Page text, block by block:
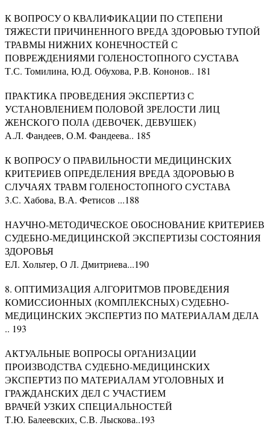
К ВОПРОСУ О КВАЛИФИКАЦИИ ПО СТЕПЕНИ
ТЯЖЕСТИ ПРИЧИНЕННОГО ВРЕДА ЗДОРОВЬЮ ТУПОЙ
ТРАВМЫ НИЖНИХ КОНЕЧНОСТЕЙ С
ПОВРЕЖДЕНИЯМИ ГОЛЕНОСТОПНОГО СУСТАВА
Т.С. Томилина, Ю.Д. Обухова, Р.В. Кононов.. 181
ПРАКТИКА ПРОВЕДЕНИЯ ЭКСПЕРТИЗ С
УСТАНОВЛЕНИЕМ ПОЛОВОЙ ЗРЕЛОСТИ ЛИЦ
ЖЕНСКОГО ПОЛА (ДЕВОЧЕК, ДЕВУШЕК)
А.Л. Фандеев, О.М. Фандеева.. 185
К ВОПРОСУ О ПРАВИЛЬНОСТИ МЕДИЦИНСКИХ
КРИТЕРИЕВ ОПРЕДЕЛЕНИЯ ВРЕДА ЗДОРОВЬЮ В
СЛУЧАЯХ ТРАВМ ГОЛЕНОСТОПНОГО СУСТАВА
3.С. Хабова, В.А. Фетисов ...188
НАУЧНО-МЕТОДИЧЕСКОЕ ОБОСНОВАНИЕ КРИТЕРИЕВ
СУДЕБНО-МЕДИЦИНСКОЙ ЭКСПЕРТИЗЫ СОСТОЯНИЯ
ЗДОРОВЬЯ
ЕЛ. Хольтер, О Л. Дмитриева...190
8. ОПТИМИЗАЦИЯ АЛГОРИТМОВ ПРОВЕДЕНИЯ
КОМИССИОННЫХ (КОМПЛЕКСНЫХ) СУДЕБНО-
МЕДИЦИНСКИХ ЭКСПЕРТИЗ ПО МАТЕРИАЛАМ ДЕЛА
.. 193
АКТУАЛЬНЫЕ ВОПРОСЫ ОРГАНИЗАЦИИ
ПРОИЗВОДСТВА СУДЕБНО-МЕДИЦИНСКИХ
ЭКСПЕРТИЗ ПО МАТЕРИАЛАМ УГОЛОВНЫХ И
ГРАЖДАНСКИХ ДЕЛ С УЧАСТИЕМ
ВРАЧЕЙ УЗКИХ СПЕЦИАЛЬНОСТЕЙ
Т.Ю. Балеевских, С.В. Лыскова..193